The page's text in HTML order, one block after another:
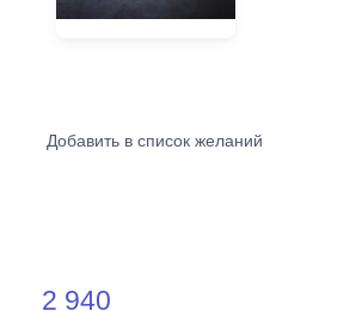
Добавить в список желаний
2 940